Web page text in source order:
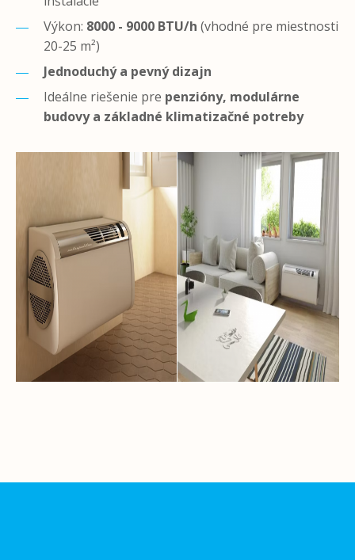
Výkon: 8000 - 9000 BTU/h (vhodné pre miestnosti
20-25 m²)
Jednoduchý a pevný dizajn
Ideálne riešenie pre penzióny, modulárne
budovy a základné klimatizačné potreby